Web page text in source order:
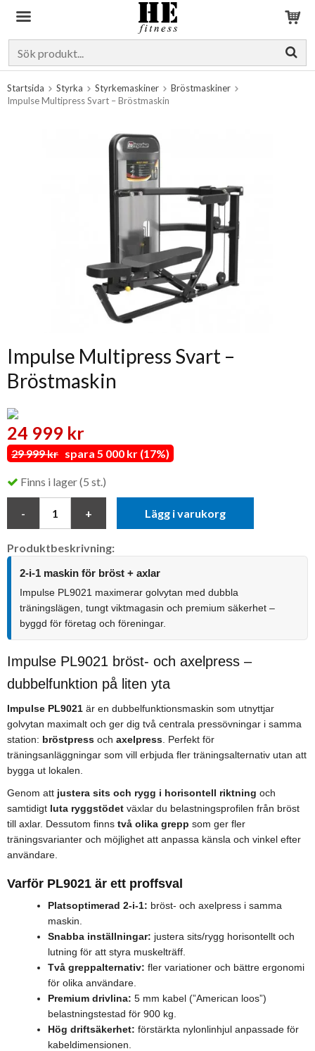
Startsida Styrka Styrkemaskiner
Bröstmaskiner
Impulse Multipress Svart – Bröstmaskin
Impulse Multipress Svart –
Bröstmaskin
24 999 kr
29 999 kr spara 5 000 kr (17%)
Finns i lager (5 st.)
Lägg i varukorg
Produktbeskrivning:
2-i-1 maskin för bröst + axlar
Impulse PL9021 maximerar golvytan med dubbla
träningslägen, tungt viktmagasin och premium säkerhet –
byggd för företag och föreningar.
Impulse PL9021 bröst- och axelpress –
dubbelfunktion på liten yta
Impulse PL9021 är en dubbelfunktionsmaskin som utnyttjar
golvytan maximalt och ger dig två centrala pressövningar i samma
station: bröstpress och axelpress . Perfekt för
träningsanläggningar som vill erbjuda fler träningsalternativ utan att
bygga ut lokalen.
Genom att justera sits och rygg i horisontell riktning och
samtidigt luta ryggstödet växlar du belastningsprofilen från bröst
till axlar. Dessutom finns två olika grepp som ger fler
träningsvarianter och möjlighet att anpassa känsla och vinkel efter
användare.
Varför PL9021 är ett proffsval
Platsoptimerad 2-i-1: bröst- och axelpress i samma
maskin.
Snabba inställningar: justera sits/rygg horisontellt och
lutning för att styra muskelträff.
Två greppalternativ: fler variationer och bättre ergonomi
för olika användare.
Premium drivlina: 5 mm kabel (”American loos”)
belastningstestad för 900 kg.
Hög driftsäkerhet: förstärkta nylonlinhjul anpassade för
kabeldimensionen.